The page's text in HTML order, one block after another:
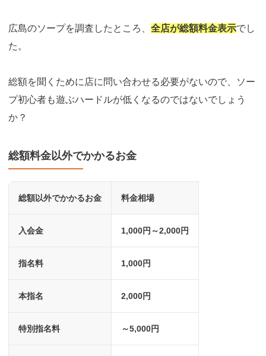
広島のソープを調査したところ、 全店が総額料金表示でし
た。
総額を聞くために店に問い合わせる必要がないので、ソー
プ初心者も遊ぶハードルが低くなるのではないでしょう
か？
総額料金以外でかかるお金
総額以外でかかるお金 料金相場
入会金 1,000円～2,000円
指名料 1,000円
本指名 2,000円
特別指名料 ～5,000円